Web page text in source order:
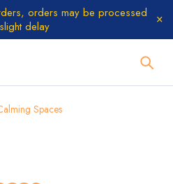
orders may be processed
delay
Spaces